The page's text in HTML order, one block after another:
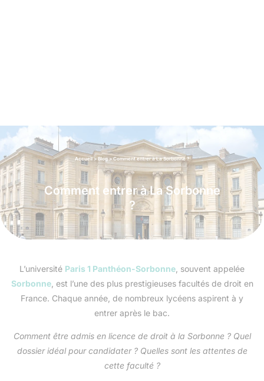
Accueil > Blog> Comment entrer à La Sorbonne ?
Comment entrer à La Sorbonne
?
L’université Paris 1 Panthéon-Sorbonne , souvent appelée
Sorbonne, est l’une des plus prestigieuses facultés de droit en
France. Chaque année, de nombreux lycéens aspirent à y
entrer après le bac.
Comment être admis en licence de droit à la Sorbonne ? Quel
dossier idéal pour candidater ? Quelles sont les attentes de
cette faculté ?